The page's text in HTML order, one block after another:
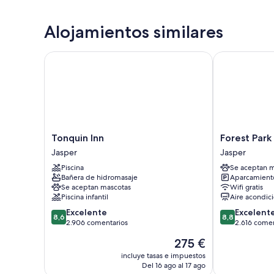
Alojamientos similares
Tonquin
Inn
Jasper
Tonquin Inn
Jasper
Piscina
Bañera de hidromasaje
Se aceptan mascotas
Piscina infantil
8.6
sobre
8,6 Excelente
2.906 comentarios
El
precio
actual
275 €
incluye tasas e impuestos
Del 16 ago al 17 ago
Tonquin Inn
Forest
Park
Hotel
Jasper
Forest
Jasper
Se aceptan
Wifi gratis
Aire
8.8
sobre
8,8
2.616
Forest Park